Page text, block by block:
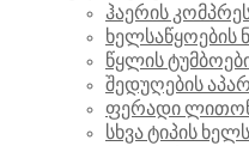
ჰაერის
ხელსაწყოების
წყლის
შედუღების
ფერადი
სხვა ტიპის